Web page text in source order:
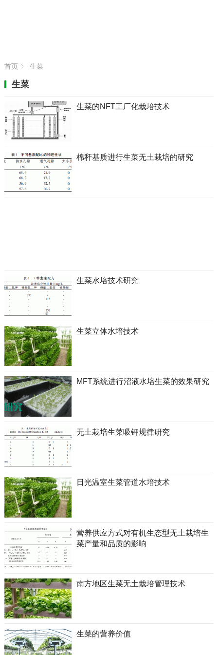
首页 生菜
生菜
生菜的NFT工厂化栽培技术
棉秆基质进行生菜无土栽培的研究
生菜水培技术研究
生菜立体水培技术
MFT系统进行沼液水培生菜的效果研究
无土栽培生菜吸钾规律研究
日光温室生菜管道水培技术
营养供应方式对有机生态型无土栽培生
菜产量和品质的影响
南方地区生菜无土栽培管理技术
生菜的营养价值